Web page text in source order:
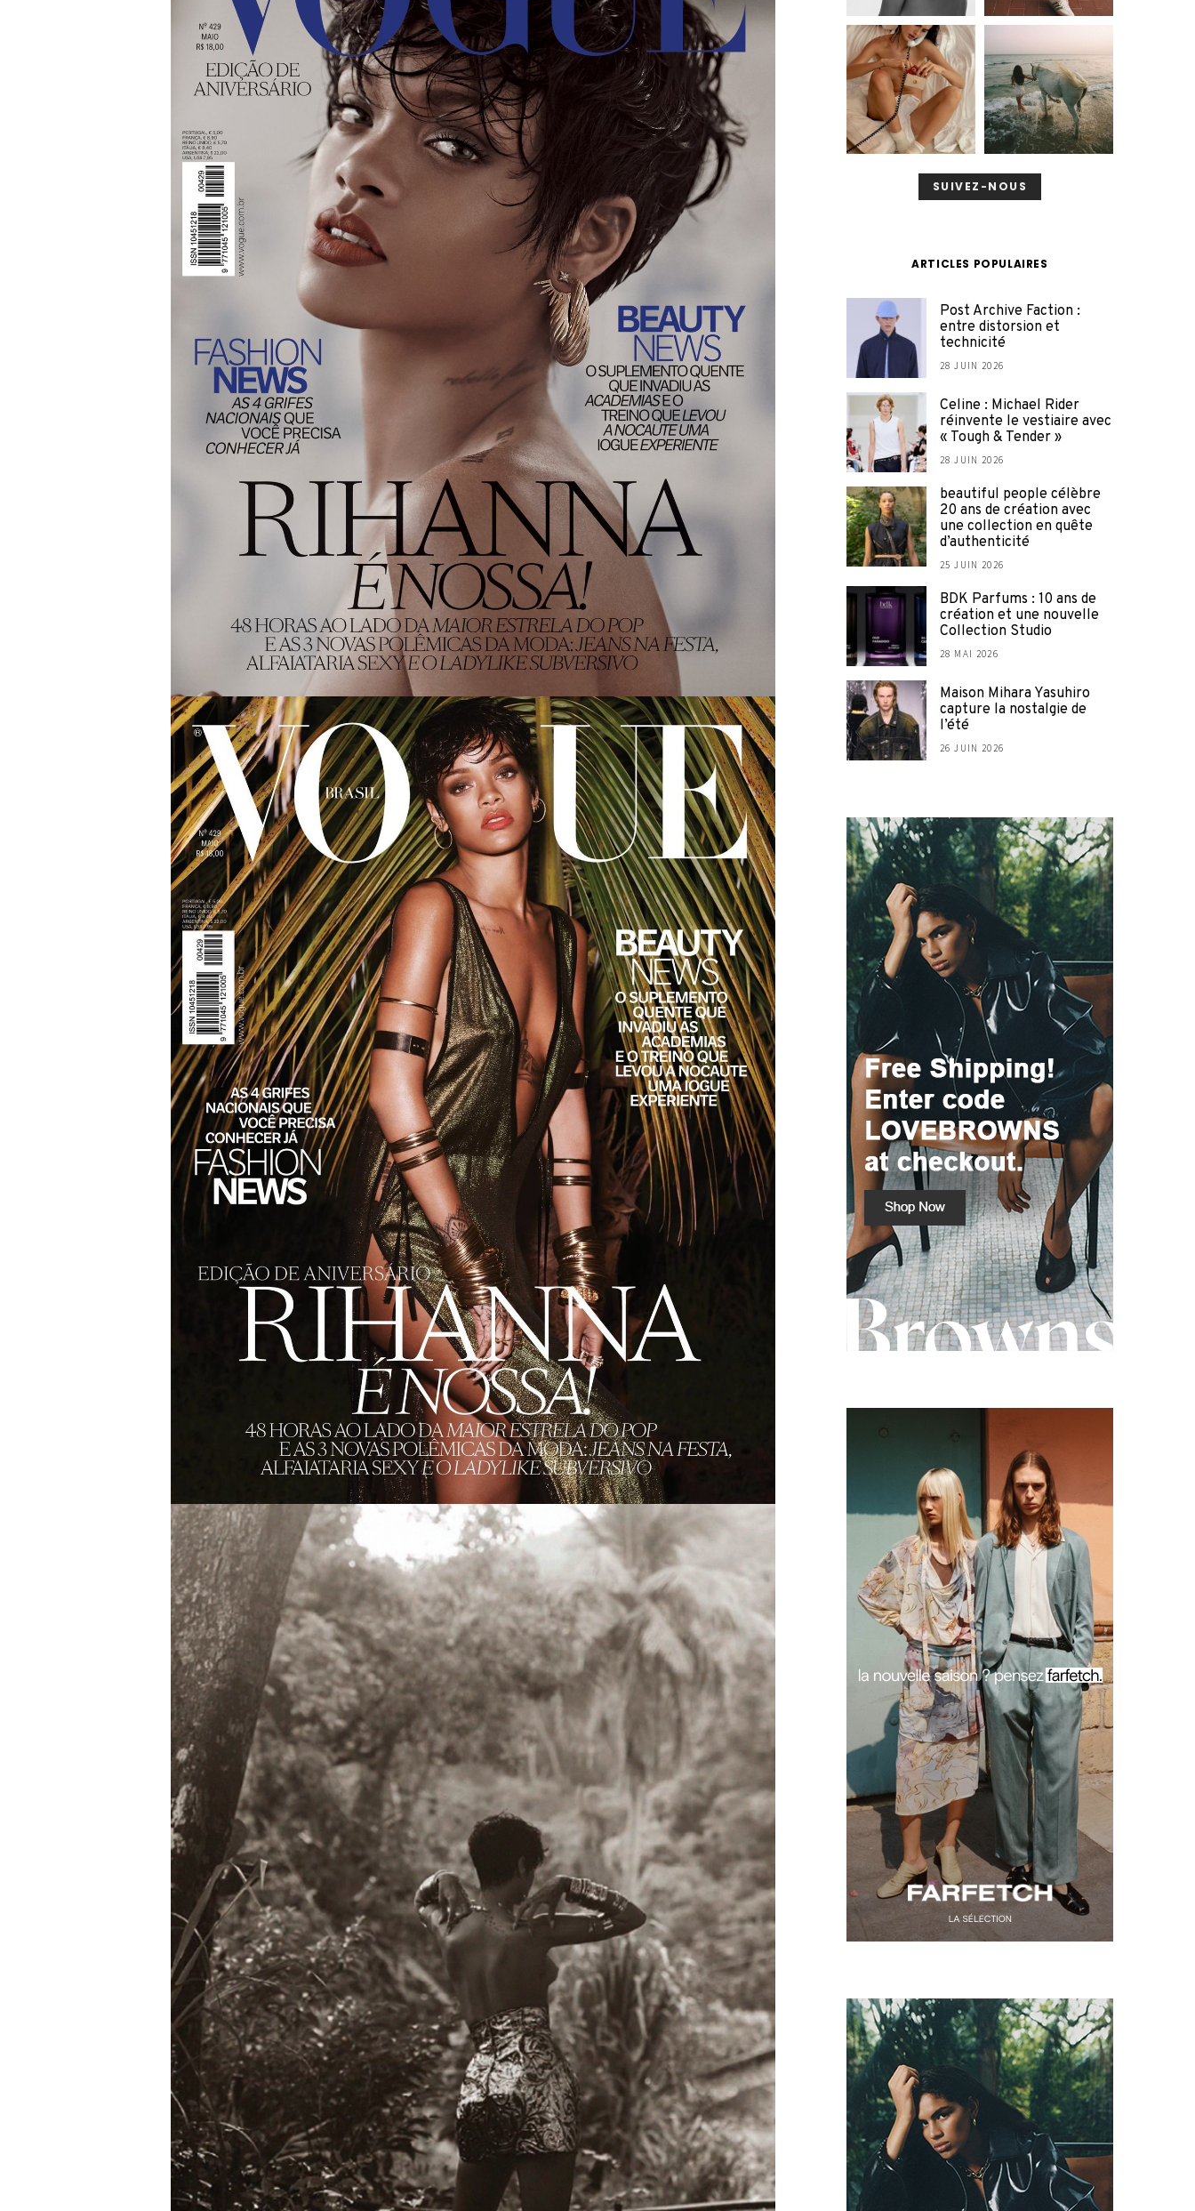
SUIVEZ-NOUS
ARTICLES POPULAIRES
Post Archive Faction :
entre distorsion et
technicité
28 JUIN 2026
Celine : Michael Rider
réinvente le vestiaire avec
« Tough & Tender »
28 JUIN 2026
beautiful people célèbre
20 ans de création avec
une collection en quête
d’authenticité
25 JUIN 2026
BDK Parfums : 10 ans de
création et une nouvelle
Collection Studio
28 MAI 2026
Maison Mihara Yasuhiro
capture la nostalgie de
l’été
26 JUIN 2026